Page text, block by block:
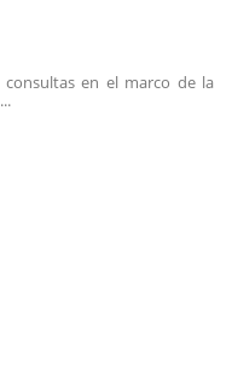
en el marco de la